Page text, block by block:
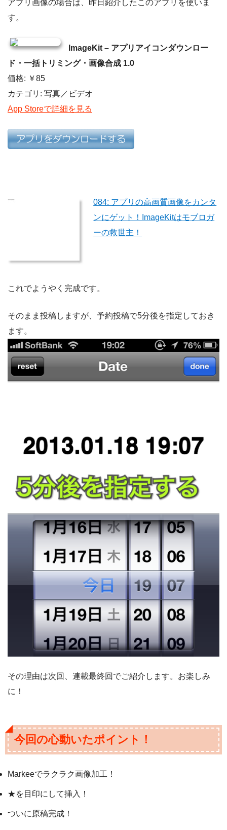
アプリ画像の場合は、昨日紹介したこのアプリを使いま
す。
ImageKit – アプリアイコンダウンロー
ド・一括トリミング・画像合成 1.0
価格: ￥85
カテゴリ: 写真／ビデオ
App Storeで詳細を見る
084: アプリの高画質画像をカンタ
ンにゲット！ImageKitはモブロガ
ーの救世主！
これでようやく完成です。
そのまま投稿しますが、予約投稿で5分後を指定しておき
ます。
その理由は次回、連載最終回でご紹介します。お楽しみ
に！
今回の心動いたポイント！
Markeeでラクラク画像加工！
★を目印にして挿入！
ついに原稿完成！